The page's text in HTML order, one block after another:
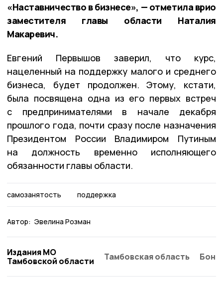
«Наставничество в бизнесе», — отметила врио
заместителя главы области Наталия
Макаревич.
Евгений Первышов заверил, что курс,
нацеленный на поддержку малого и среднего
бизнеса, будет продолжен. Этому, кстати,
была посвящена одна из его первых встреч
с предпринимателями в начале декабря
прошлого года, почти сразу после назначения
Президентом России Владимиром Путиным
на должность временно исполняющего
обязанности главы области.
самозанятость поддержка
Автор: Эвелина Розман
Издания МО
Тамбовской области
Тамбовская область